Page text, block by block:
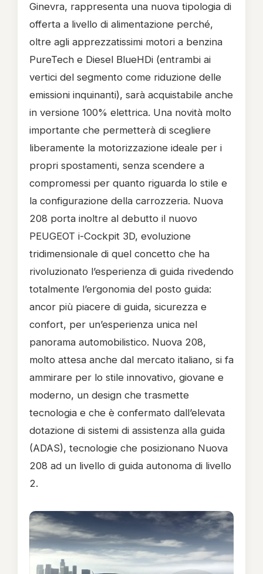
Ginevra, rappresenta una nuova tipologia di
offerta a livello di alimentazione perché,
oltre agli apprezzatissimi motori a benzina
PureTech e Diesel BlueHDi (entrambi ai
vertici del segmento come riduzione delle
emissioni inquinanti), sarà acquistabile anche
in versione 100% elettrica. Una novità molto
importante che permetterà di scegliere
liberamente la motorizzazione ideale per i
propri spostamenti, senza scendere a
compromessi per quanto riguarda lo stile e
la configurazione della carrozzeria. Nuova
208 porta inoltre al debutto il nuovo
PEUGEOT i-Cockpit 3D, evoluzione
tridimensionale di quel concetto che ha
rivoluzionato l’esperienza di guida rivedendo
totalmente l’ergonomia del posto guida:
ancor più piacere di guida, sicurezza e
confort, per un’esperienza unica nel
panorama automobilistico. Nuova 208,
molto attesa anche dal mercato italiano, si fa
ammirare per lo stile innovativo, giovane e
moderno, un design che trasmette
tecnologia e che è confermato dall’elevata
dotazione di sistemi di assistenza alla guida
(ADAS), tecnologie che posizionano Nuova
208 ad un livello di guida autonoma di livello
2.